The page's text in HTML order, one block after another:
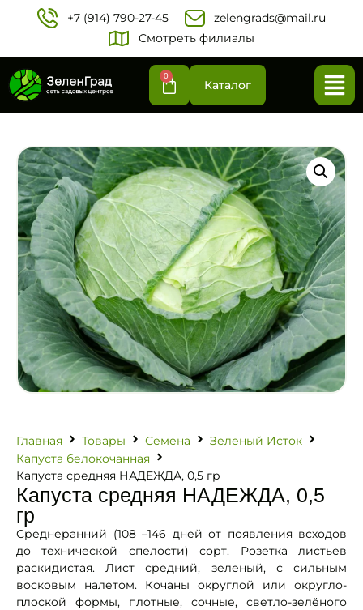
+7 (914) 790-27-45‬
zelengrads@mail.ru
Смотреть филиалы
0
Каталог
Главная Товары Семена
Зеленый Исток
Капуста белокочанная
Капуста средняя НАДЕЖДА, 0,5 гр
Капуста средняя НАДЕЖДА, 0,5
гр
Среднеранний (108 –146 дней от появления всходов
до технической спелости) сорт. Розетка листьев
раскидистая. Лист средний, зеленый, с сильным
восковым налетом. Кочаны округлой или округло-
плоской формы, плотные, сочные, светло-зелёного